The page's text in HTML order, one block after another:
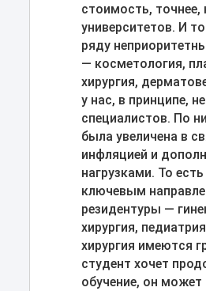
стоимость, точнее,
университетов. И
ряду
— косметология,
хирургия,
у нас, в принципе,
специалистов. По
была увеличена в
инфляцией и
нагрузками. То
ключевым
резидентуры —
хирургия,
хирургия имеются
студент хочет
обучение, он может